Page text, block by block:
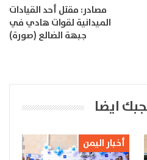
مصادر: مقتل أحد القيادات
الميدانية لقوات هادي في
جبهة الضالع (صورة)
ايضا
أخبار اليمن